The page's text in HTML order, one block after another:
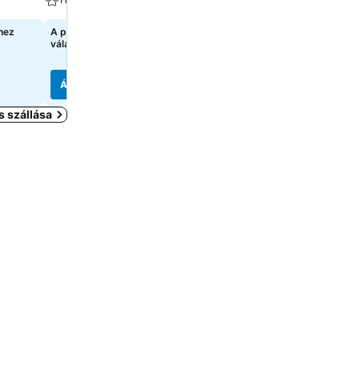
A pontos árak megtekintéséhez
válasszon dátumokat
Árak megjelenítése
szállása